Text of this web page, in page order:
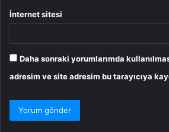
İnternet sitesi
Daha sonraki yorumlarımda
adresim ve site adresim bu tarayıcıya